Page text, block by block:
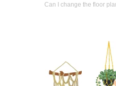
Can I change the floor